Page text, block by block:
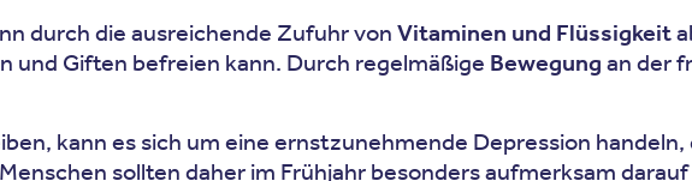
durch die ausreichende Zufuhr von Vitaminen und Flüssigkeit
und Giften befreien kann. Durch regelmäßige Bewegung an der
kann es sich um eine ernstzunehmende Depression
sollten daher im Frühjahr besonders aufmerksam